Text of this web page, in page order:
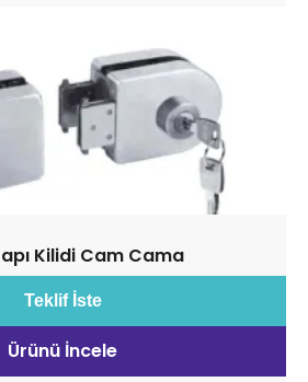
Kilidi Cam Cama
Teklif İste
Ürünü İncele